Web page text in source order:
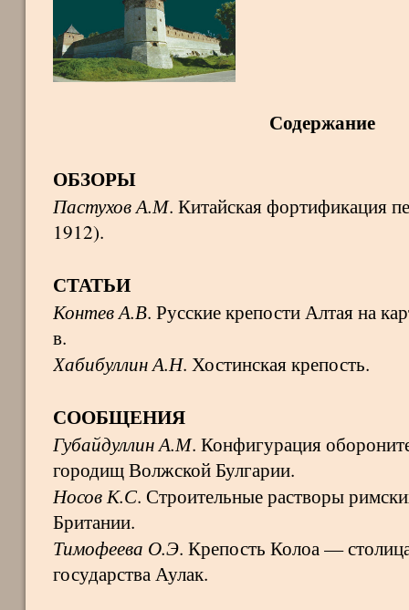
Содержание
ОБЗОРЫ
Пастухов А.М. Китайская фортификация
1912).
СТАТЬИ
Контев А.В. Русские крепости Алтая на
в.
Хабибуллин А.Н. Хостинская крепость.
СООБЩЕНИЯ
Губайдуллин А.М. Конфигурация
городищ Волжской Булгарии.
Носов К.С. Строительные растворы
Британии.
Тимофеева О.Э. Крепость Колоа —
государства Аулак.